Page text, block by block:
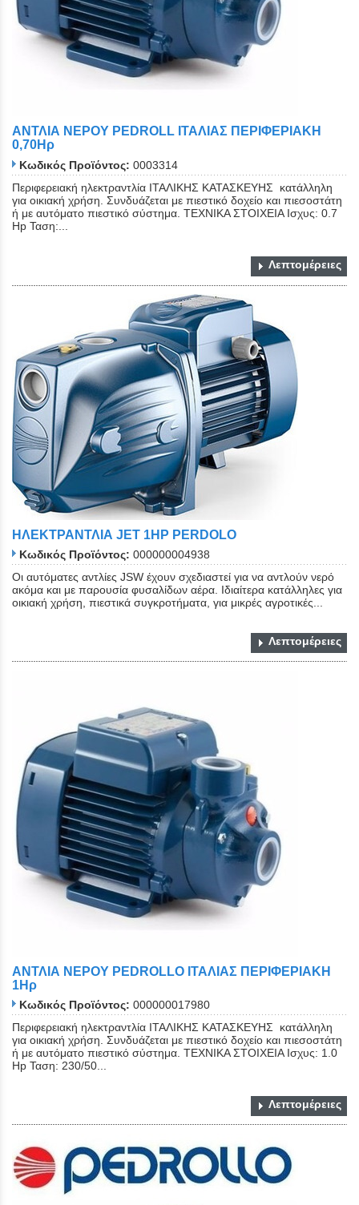
ΑΝΤΛΙΑ ΝΕΡΟΥ PEDROLL ΙΤΑΛΙΑΣ ΠΕΡΙΦΕΡΙΑΚΗ
0,70Ηρ
Κωδικός Προϊόντος: 0003314
Περιφερειακή ηλεκτραντλία ΙΤΑΛΙΚΗΣ ΚΑΤΑΣΚΕΥΗΣ κατάλληλη
για οικιακή χρήση. Συνδυάζεται με πιεστικό δοχείο και πιεσοστάτη
ή με αυτόματο πιεστικό σύστημα. ΤΕΧΝΙΚΑ ΣΤΟΙΧΕΙΑ Ισχυς: 0.7
Hp Ταση:...
Λεπτομέρειες
ΗΛΕΚΤΡΑΝΤΛΙΑ JET 1HP PERDOLO
Κωδικός Προϊόντος: 000000004938
Οι αυτόματες αντλίες JSW έχουν σχεδιαστεί για να αντλούν νερό
ακόμα και με παρουσία φυσαλίδων αέρα. Ιδιαίτερα κατάλληλες για
οικιακή χρήση, πιεστικά συγκροτήματα, για μικρές αγροτικές...
Λεπτομέρειες
ΑΝΤΛΙΑ ΝΕΡΟΥ PEDROLLO ΙΤΑΛΙΑΣ ΠΕΡΙΦΕΡΙΑΚΗ
1Ηρ
Κωδικός Προϊόντος: 000000017980
Περιφερειακή ηλεκτραντλία ΙΤΑΛΙΚΗΣ ΚΑΤΑΣΚΕΥΗΣ κατάλληλη
για οικιακή χρήση. Συνδυάζεται με πιεστικό δοχείο και πιεσοστάτη
ή με αυτόματο πιεστικό σύστημα. ΤΕΧΝΙΚΑ ΣΤΟΙΧΕΙΑ Ισχυς: 1.0
Hp Ταση: 230/50...
Λεπτομέρειες